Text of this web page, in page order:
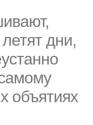
дни,
объятиях